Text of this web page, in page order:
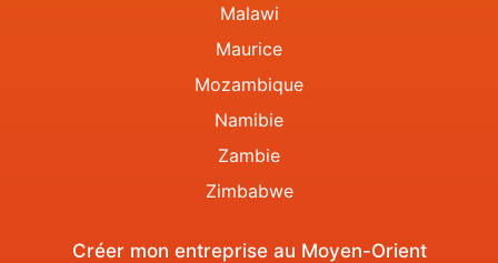
Malawi
Maurice
Mozambique
Namibie
Zambie
Zimbabwe
Créer mon entreprise au Moyen-Orient